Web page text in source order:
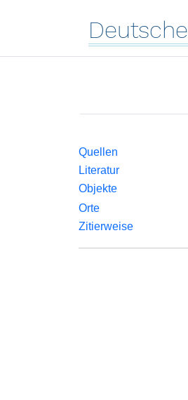
Deutsche
Quellen
Literatur
Objekte
Orte
Zitierweise